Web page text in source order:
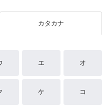
カタカナ
エ オ
ケ コ